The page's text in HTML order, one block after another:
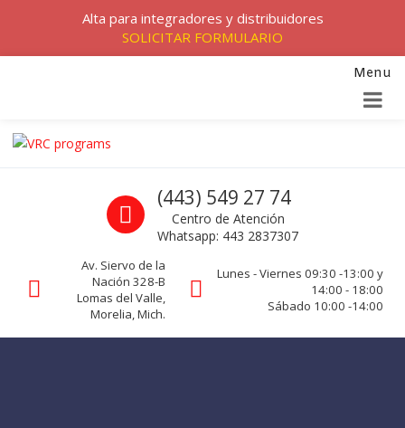
Menu
Skip to navigation
Skip to content
La seguridad de su empresa es nuestro negocio.
Call us
(443) 549 27 74
Centro de Atención
Whatsapp: 443 2837307
Av. Siervo de la
Nación 328-B
Lomas del Valle,
Morelia, Mich.
Lunes - Viernes 09:30 -13:00 y
14:00 - 18:00
Sábado 10:00 -14:00
Alta para integradores y distribuidores
SOLICITAR FORMULARIO